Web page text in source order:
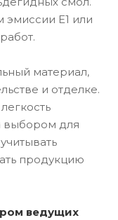
эмиссии E1 или
материал,
и отделке.
выбором для
продукцию
ведущих